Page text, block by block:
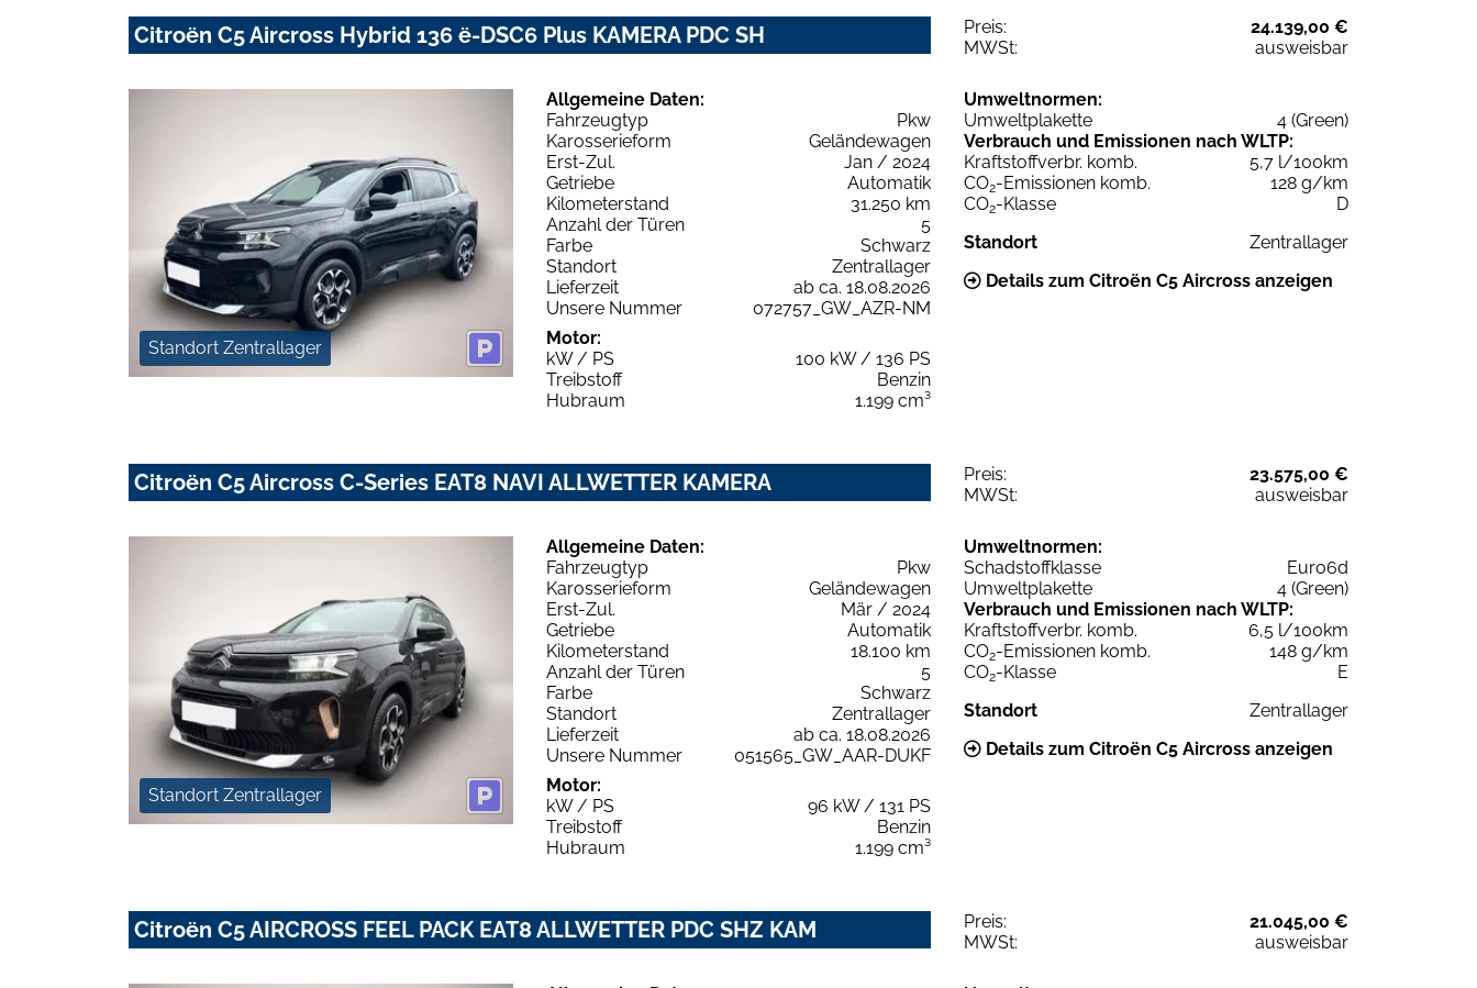
Citroën C5 Aircross Hybrid 136 ë-DSC6 Plus KAMERA PDC SH Preis:
24.139,00 €
MWSt:
ausweisbar
Standort Zentrallager
Allgemeine Daten:
Fahrzeugtyp
Pkw
Karosserieform
Geländewagen
Erst-Zul.
Jan / 2024
Getriebe
Automatik
Kilometerstand
31.250 km
Anzahl der Türen
5
Farbe
Schwarz
Standort
Zentrallager
Lieferzeit
ab ca. 18.08.2026
Unsere Nummer
072757_GW_AZR-NM
Motor:
kW / PS
100 kW / 136 PS
Treibstoff
Benzin
Hubraum
1.199 cm³
Umweltnormen:
Umweltplakette
4 (Green)
Verbrauch und Emissionen nach WLTP:
Kraftstoffverbr. komb.
5,7 l/100km
CO2-Emissionen komb.
128 g/km
CO2-Klasse
D
Standort
Zentrallager
Details zum Citroën C5 Aircross anzeigen
Citroën C5 Aircross C-Series EAT8 NAVI ALLWETTER KAMERA Preis:
23.575,00 €
MWSt:
ausweisbar
Standort Zentrallager
Allgemeine Daten:
Fahrzeugtyp
Pkw
Karosserieform
Geländewagen
Erst-Zul.
Mär / 2024
Getriebe
Automatik
Kilometerstand
18.100 km
Anzahl der Türen
5
Farbe
Schwarz
Standort
Zentrallager
Lieferzeit
ab ca. 18.08.2026
Unsere Nummer
051565_GW_AAR-DUKF
Motor:
kW / PS
96 kW / 131 PS
Treibstoff
Benzin
Hubraum
1.199 cm³
Umweltnormen:
Schadstoffklasse
Euro6d
Umweltplakette
4 (Green)
Verbrauch und Emissionen nach WLTP:
Kraftstoffverbr. komb.
6,5 l/100km
CO2-Emissionen komb.
148 g/km
CO2-Klasse
E
Standort
Zentrallager
Details zum Citroën C5 Aircross anzeigen
Citroën C5 AIRCROSS FEEL PACK EAT8 ALLWETTER PDC SHZ KAM Preis:
21.045,00 €
MWSt:
ausweisbar